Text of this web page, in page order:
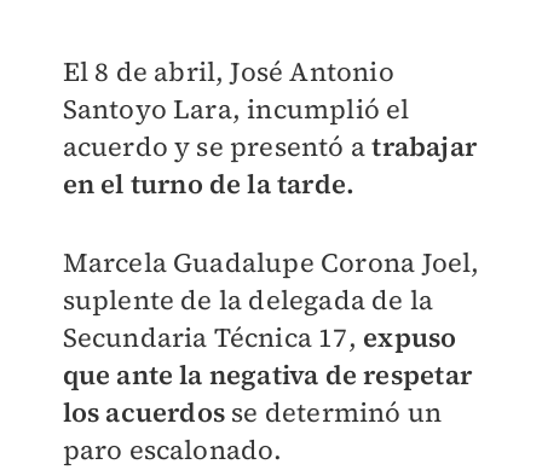
El 8 de abril, José Antonio
Santoyo Lara, incumplió el
acuerdo y se presentó atrabajar
en el turno de la tarde.
Marcela Guadalupe Corona Joel,
suplente de la delegada de la
Secundaria Técnica 17, expuso
que ante la negativa de respetar
los acuerdos se determinó un
paro escalonado.